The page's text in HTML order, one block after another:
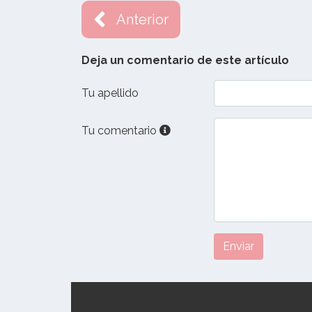
Anterior
Deja un comentario de este artículo
Tu apellido
Tu comentario
Enviar